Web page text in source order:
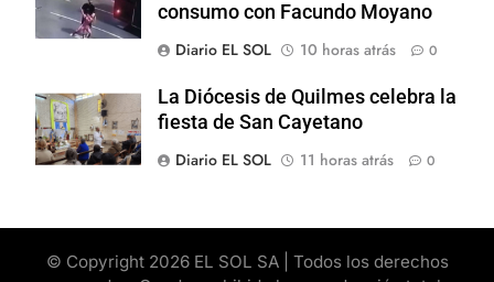
consumo con Facundo Moyano
Diario EL SOL
10 horas atrás 0
La Diócesis de Quilmes celebra la
fiesta de San Cayetano
Diario EL SOL
11 horas atrás 0
© Copyright 2026 EL SOL SA | Todos los derechos